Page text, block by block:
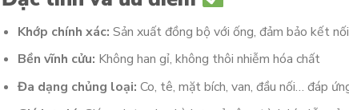
Khớp chính xác: Sản xuất đồng bộ với ống, đảm bảo kết
Bền vĩnh cửu: Không han gỉ, không thôi nhiễm hóa chất
Đa dạng chủng loại: Co, tê, mặt bích, van, đầu nối… đáp